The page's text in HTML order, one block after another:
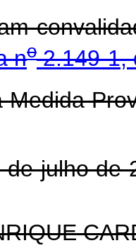
no2.149-1,
de